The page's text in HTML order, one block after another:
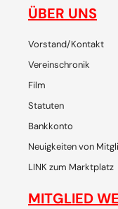
ÜBER UNS
Vorstand/Kontakt
Vereinschronik
Film
Statuten
Bankkonto
Neuigkeiten von
LINK zum Marktplatz
MITGLIED